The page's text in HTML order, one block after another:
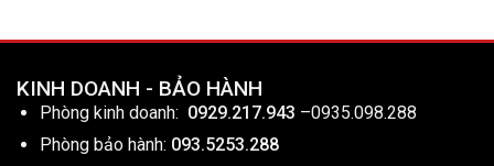
KINH DOANH - BẢO HÀNH
Phòng kinh doanh: 0929.217.943 –0935.098.288
Phòng bảo hành: 093.5253.288